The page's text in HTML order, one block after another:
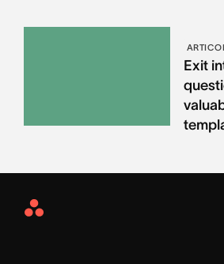
Exit
Asana